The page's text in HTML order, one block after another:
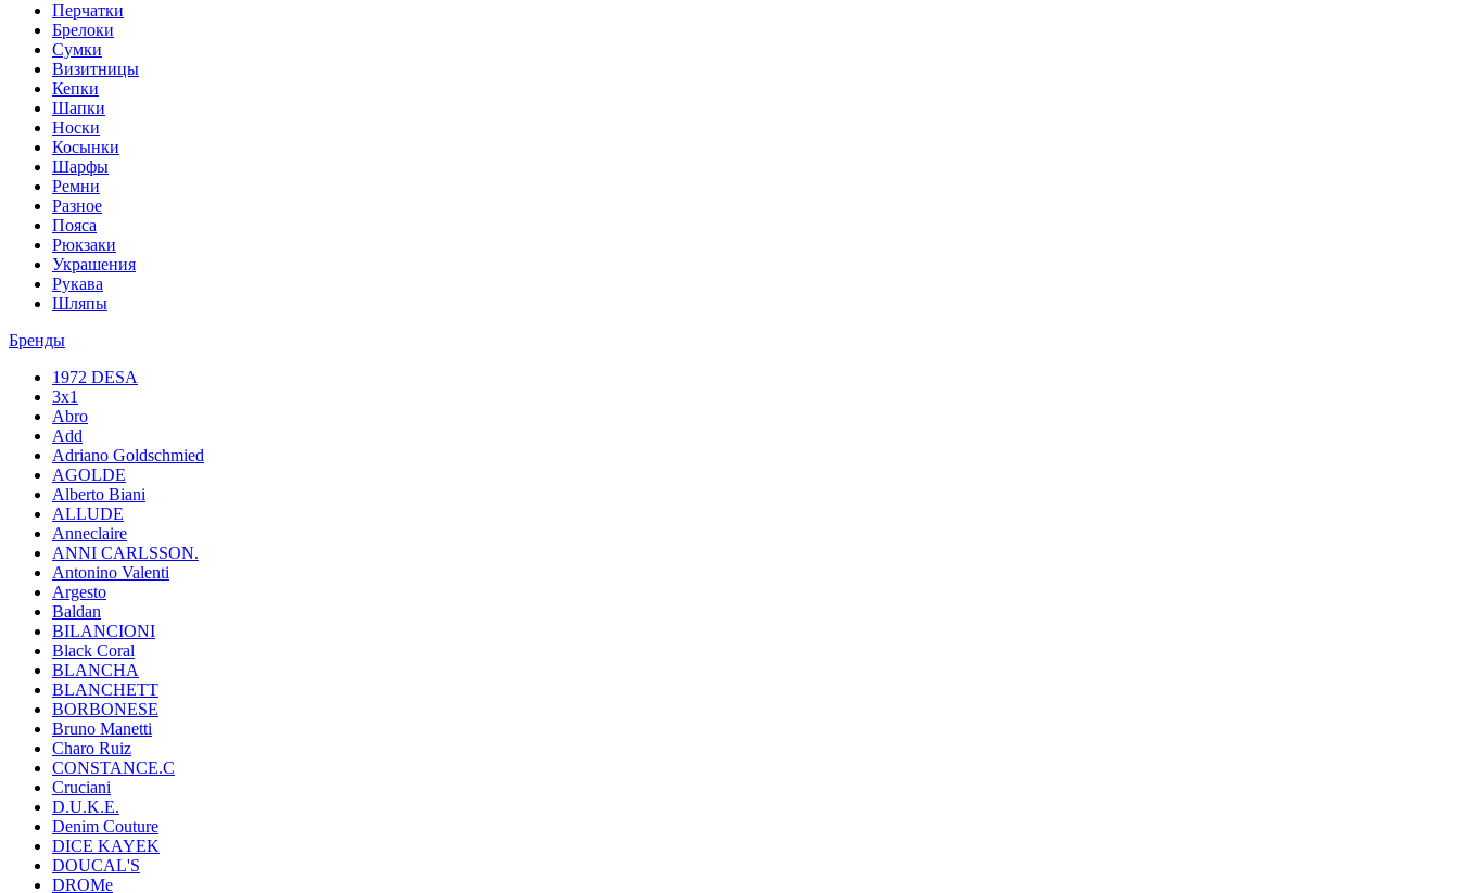
Перчатки
Брелоки
Сумки
Визитницы
Кепки
Шапки
Носки
Косынки
Шарфы
Ремни
Разное
Пояса
Рюкзаки
Украшения
Рукава
Шляпы
Бренды
1972 DESA
3x1
Abro
Add
Adriano Goldschmied
AGOLDE
Alberto Biani
ALLUDE
Anneclaire
ANNI CARLSSON.
Antonino Valenti
Argesto
Baldan
BILANCIONI
Black Coral
BLANCHA
BLANCHETT
BORBONESE
Bruno Manetti
Charo Ruiz
CONSTANCE.C
Cruciani
D.U.K.E.
Denim Couture
DICE KAYEK
DOUCAL'S
DROMe